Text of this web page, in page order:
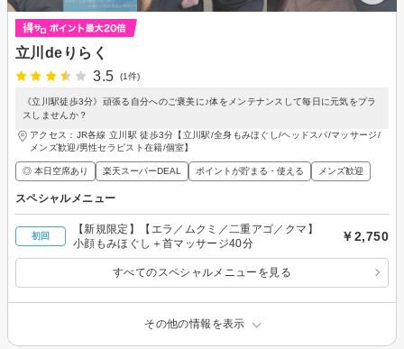
立川deりらく
3.5
(1件)
《立川駅徒歩3分》頑張る自分へのご褒美に♪体をメンテナンスして毎日に元気をプラ
スしませんか？
アクセス：JR各線 立川駅 徒歩3分【立川駅/全身もみほぐし/ヘッドスパ/マッサージ/
メンズ歓迎/男性セラピスト在籍/個室】
◎ 本日空席あり 楽天スーパーDEAL ポイントが貯まる・使える メンズ歓迎
スペシャルメニュー
初回
【新規限定】【エラ／ムクミ／二重アゴ／クマ】
小顔もみほぐし＋首マッサージ40分
￥2,750
すべてのスペシャルメニューを見る
その他の情報を表示